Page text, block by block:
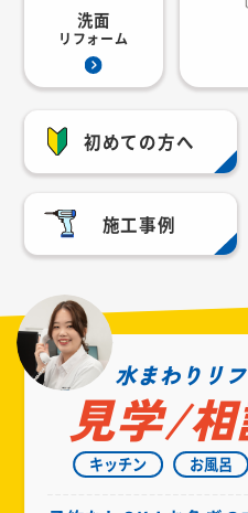
洗面
リフォーム
初めての方へ
施工事例
水まわりリ
見学/相
キッチン お風呂